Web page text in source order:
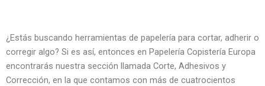
¿Estás buscando herramientas de papelería para cortar, adherir o
corregir algo? Si es así, entonces en Papelería Copistería Europa
encontrarás nuestra sección llamada Corte, Adhesivos y
Corrección, en la que contamos con más de cuatrocientos